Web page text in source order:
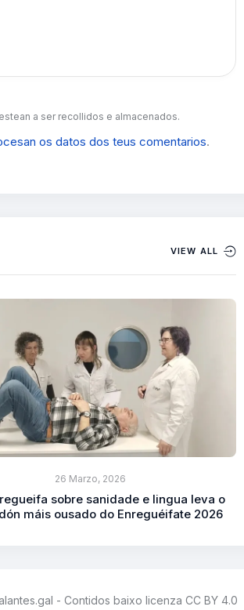
a ser recollidos e almacenados.
os datos dos teus comentarios.
VIEW ALL
26 Marzo, 2026
sobre sanidade e lingua leva o
máis ousado do Enreguéifate 2026
- Contidos baixo licenza CC BY 4.0